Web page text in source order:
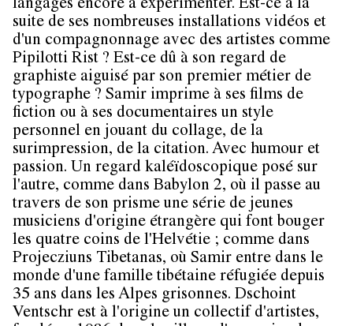
langages encore à expérimenter. Est-ce à la
suite de ses nombreuses installations vidéos et
d'un compagnonnage avec des artistes comme
Pipilotti Rist ? Est-ce dû à son regard de
graphiste aiguisé par son premier métier de
typographe ? Samir imprime à ses films de
fiction ou à ses documentaires un style
personnel en jouant du collage, de la
surimpression, de la citation. Avec humour et
passion. Un regard kaléïdoscopique posé sur
l'autre, comme dans Babylon 2, où il passe au
travers de son prisme une série de jeunes
musiciens d'origine étrangère qui font bouger
les quatre coins de l'Helvétie ; comme dans
Projecziuns Tibetanas, où Samir entre dans le
monde d'une famille tibétaine réfugiée depuis
35 ans dans les Alpes grisonnes. Dschoint
Ventschr est à l'origine un collectif d'artistes,